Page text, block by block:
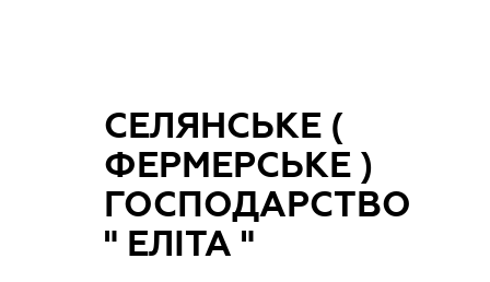
СЕЛЯНСЬКЕ (
ФЕРМЕРСЬКЕ )
ГОСПОДАРСТВО
" ЕЛІТА "